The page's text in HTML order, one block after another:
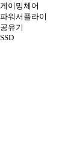
게이밍체어
파워서플라이
공유기
SSD